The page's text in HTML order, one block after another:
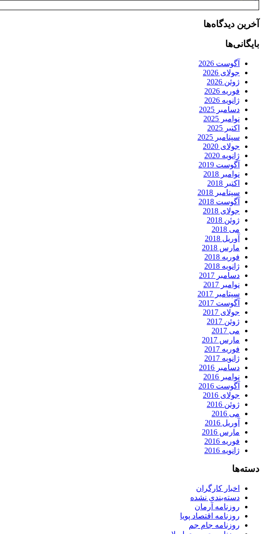
آخرین دیدگاه‌ها
بایگانی‌ها
آگوست 2026
جولای 2026
ژوئن 2026
فوریه 2026
ژانویه 2026
دسامبر 2025
نوامبر 2025
اکتبر 2025
سپتامبر 2025
جولای 2020
ژانویه 2020
آگوست 2019
نوامبر 2018
اکتبر 2018
سپتامبر 2018
آگوست 2018
جولای 2018
ژوئن 2018
می 2018
آوریل 2018
مارس 2018
فوریه 2018
ژانویه 2018
دسامبر 2017
نوامبر 2017
سپتامبر 2017
آگوست 2017
جولای 2017
ژوئن 2017
می 2017
مارس 2017
فوریه 2017
ژانویه 2017
دسامبر 2016
نوامبر 2016
آگوست 2016
جولای 2016
ژوئن 2016
می 2016
آوریل 2016
مارس 2016
فوریه 2016
ژانویه 2016
دسته‌ها
اخبار کارگران
دسته‌بندی نشده
روزنامه آرمان
روزنامه اقتصاد پویا
روزنامه جام جم